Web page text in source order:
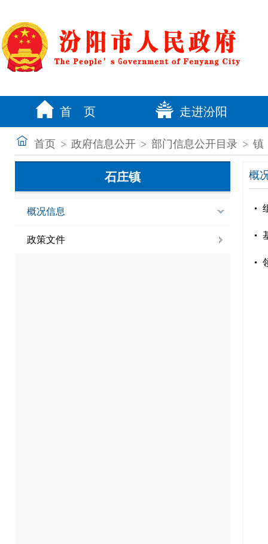
首 页 走进汾阳
首页 > 政府信息公开 > 部门信息公开目录 > 镇
石庄镇
概况信息
政策文件
概